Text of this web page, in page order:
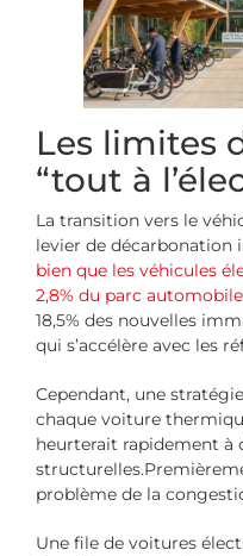
Les limites
“tout à
La transition vers le
levier de décarbonation
bien que les véhicules
2,8% du parc
18,5% des nouvelles
qui s’accélère avec les
Cependant, une
chaque voiture
heurterait rapidement à
problème de la
Une file de voitures